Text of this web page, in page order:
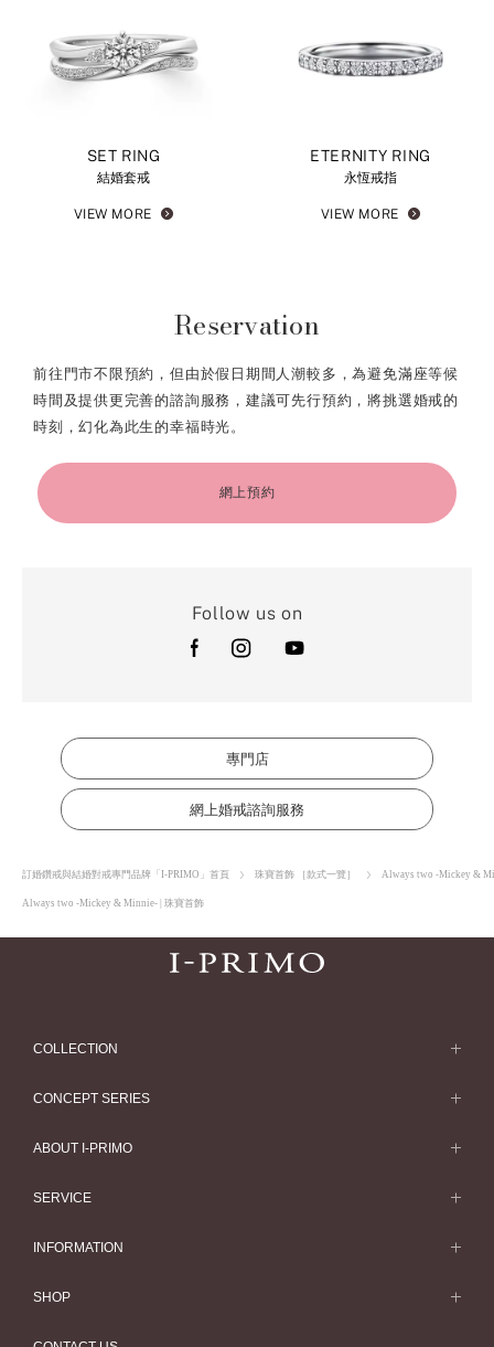
SET RING
結婚套戒
VIEW MORE
ETERNITY RING
永恆戒指
VIEW MORE
Reservation
前往門市不限預約，但由於假日期間人潮較多，為避免滿座等候
時間及提供更完善的諮詢服務，建議可先行預約，將挑選婚戒的
時刻，幻化為此生的幸福時光。
網上預約
Follow us on
專門店
網上婚戒諮詢服務
訂婚鑽戒與結婚對戒專門品牌「I-PRIMO」首頁 珠寶首飾 ［款式一覽］ Always two -Mickey &
Always two -Mickey & Minnie- | 珠寶首飾
COLLECTION
結婚套戒
結婚套戒一覽
CONCEPT SERIES
HATSUSORA
Suwaha
ABOUT I-PRIMO
SERVICE
INFORMATION
SHOP